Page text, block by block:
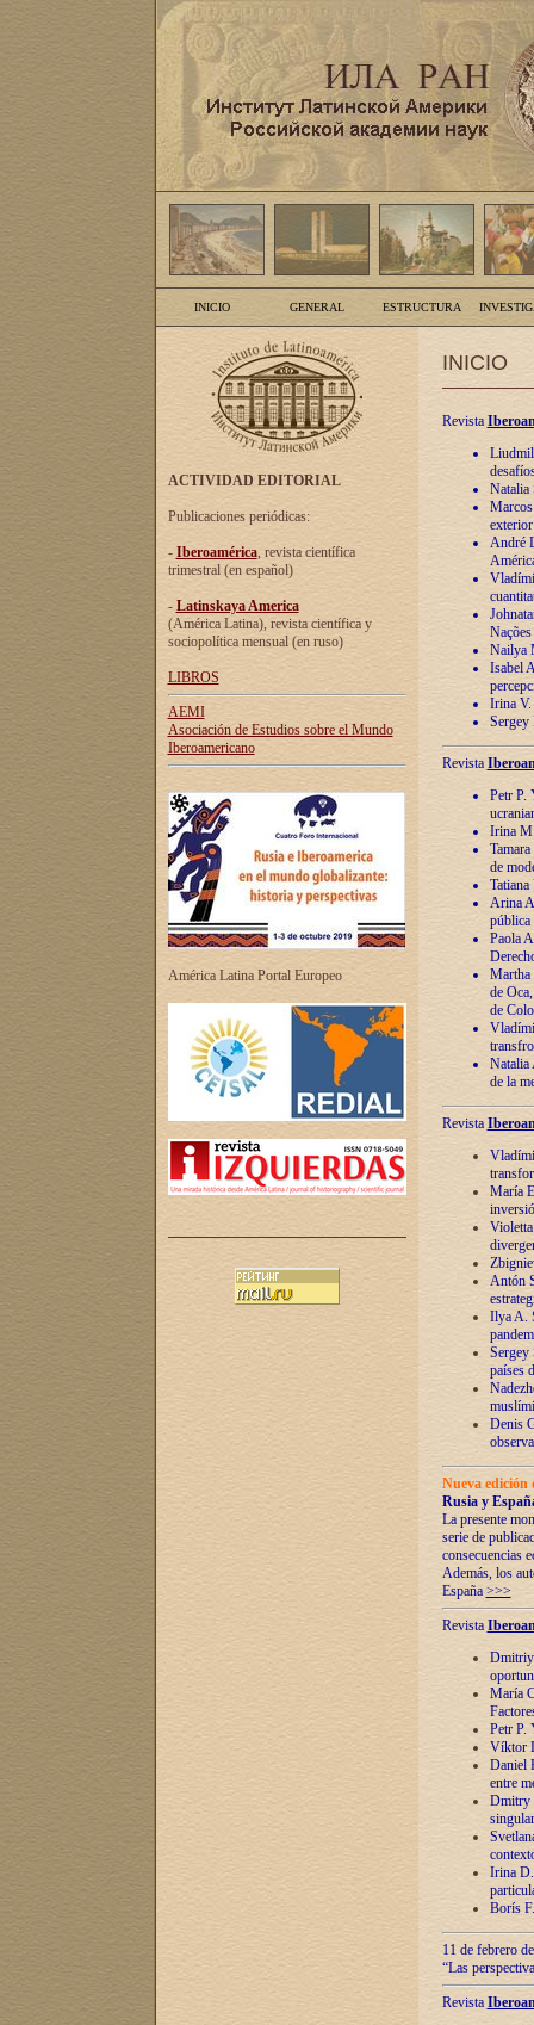
INICIO GENERAL ESTRUCTURA
ACTIVIDAD EDITORIAL
Publicaciones periódicas:
- Iberoamérica, revista científica
trimestral (en español)
- Latinskaya America
(América Latina), revista científica y
sociopolítica mensual (en ruso)
LIBROS
AEMI
Asociación de Estudios sobre el Mundo
Iberoamericano
América Latina Portal Europeo
INICIO
Revista
Natalia
André
Nailya
Isabel
Irina V.
Sergey
Revista
Petr P.
Irina
de
Arina
pública
Paola
Martha
de
de
Natalia
de la
Revista
María
Antón
Ilya A.
Sergey
países
Denis
Nueva
Rusia y
La presente
serie de
consecuencias
Además, los
España >>>
Revista
Dmitriy
María
Petr P.
Víktor
Daniel
entre
Dmitry
Irina
Borís
11 de febrero
“Las
Revista